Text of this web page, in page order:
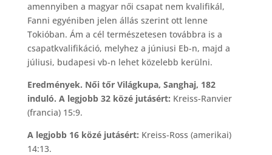
amennyiben a magyar női csapat nem kvalifikál,
Fanni egyéniben jelen állás szerint ott lenne
Tokióban. Ám a cél természetesen továbbra is a
csapatkvalifikáció, melyhez a júniusi Eb-n, majd a
júliusi, budapesi vb-n lehet közelebb kerülni.
Eredmények. Női tőr Világkupa, Sanghaj, 182
induló. A legjobb 32 közé jutásért: Kreiss-Ranvier
(francia) 15:9.
A legjobb 16 közé jutásért: Kreiss-Ross (amerikai)
14:13.